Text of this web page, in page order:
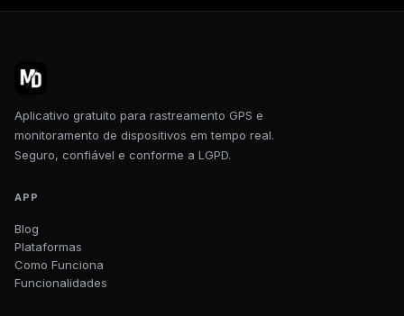
Aplicativo gratuito para rastreamento GPS e
monitoramento de dispositivos em tempo real.
Seguro, confiável e conforme a LGPD.
APP
Blog
Plataformas
Como Funciona
Funcionalidades